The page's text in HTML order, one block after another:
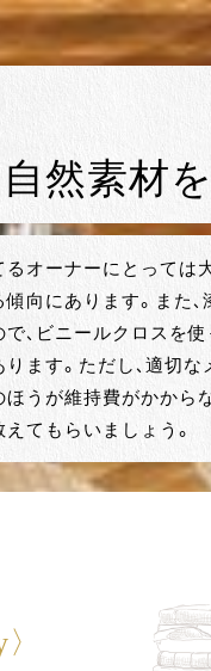
自然素材
オーナーにとっては
向にあります。また
、ビニールクロスを
ます。ただし、適切
うが維持費がかから
てもらいましょう。